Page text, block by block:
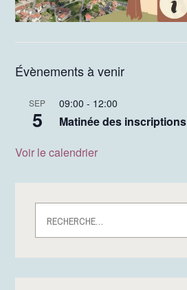
Évènements à venir
SEP
5
09:00 - 12:00
Matinée des inscriptions
Voir le calendrier